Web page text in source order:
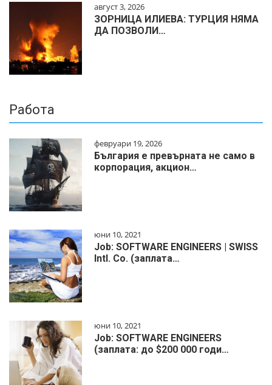
август 3, 2026
ЗОРНИЦА ИЛИЕВА: ТУРЦИЯ НЯМА
ДА ПОЗВОЛИ…
Работа
февруари 19, 2026
България е превърната не само в
корпорация, акцион…
юни 10, 2021
Job: SOFTWARE ENGINEERS | SWISS
Intl. Co. (заплата…
юни 10, 2021
Job: SOFTWARE ENGINEERS
(заплата: до $200 000 годи…